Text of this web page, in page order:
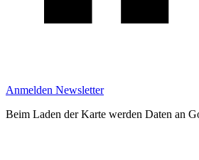
Anmelden Newsletter
Beim Laden der Karte werden Daten an